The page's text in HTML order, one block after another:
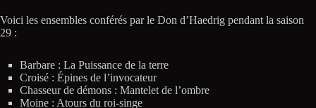
Voici les ensembles conférés par le Don d’Haedrig pendant la saison
29 :
Barbare : La Puissance de la terre
Croisé : Épines de l’invocateur
Chasseur de démons : Mantelet de l’ombre
Moine : Atours du roi-singe